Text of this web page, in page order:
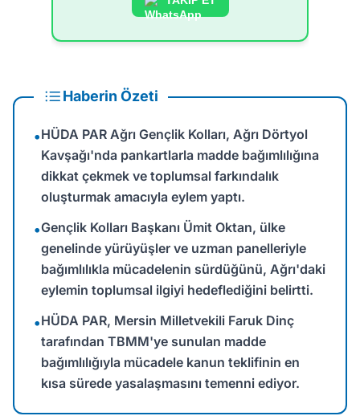
Haberin Özeti
•HÜDA PAR Ağrı Gençlik Kolları, Ağrı Dörtyol
Kavşağı'nda pankartlarla madde bağımlılığına
dikkat çekmek ve toplumsal farkındalık
oluşturmak amacıyla eylem yaptı.
•Gençlik Kolları Başkanı Ümit Oktan, ülke
genelinde yürüyüşler ve uzman panelleriyle
bağımlılıkla mücadelenin sürdüğünü, Ağrı'daki
eylemin toplumsal ilgiyi hedeflediğini belirtti.
•HÜDA PAR, Mersin Milletvekili Faruk Dinç
tarafından TBMM'ye sunulan madde
bağımlılığıyla mücadele kanun teklifinin en
kısa sürede yasalaşmasını temenni ediyor.